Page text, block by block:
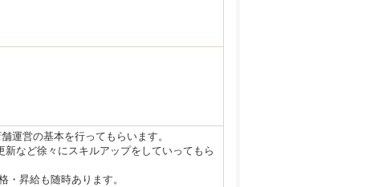
運営の基本を行ってもらいます。
など徐々にスキルアップをしていってもら
・昇給も随時あります。